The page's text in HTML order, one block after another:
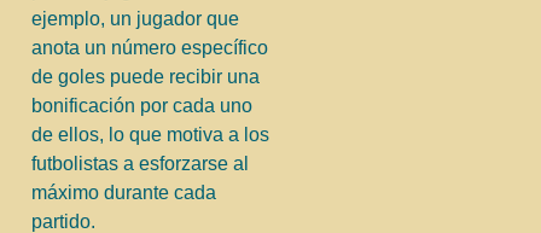
ejemplo, un jugador que
anota un número específico
de goles puede recibir una
bonificación por cada uno
de ellos, lo que motiva a los
futbolistas a esforzarse al
máximo durante cada
partido.